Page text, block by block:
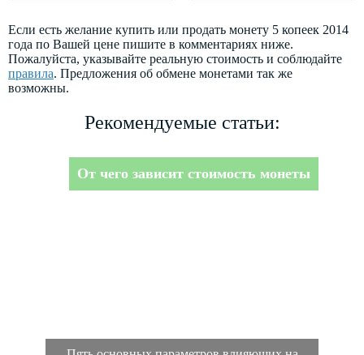
Если есть желание купить или продать монету 5 копеек 2014
года по Вашей цене пишите в комментариях ниже.
Пожалуйста, указывайте реальную стоимость и соблюдайте
правила. Предложения об обмене монетами так же
возможны.
Рекомендуемые статьи:
От чего зависит стоимость монеты